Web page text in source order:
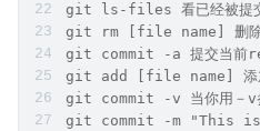
git ls-files 看已经被提
git rm [file name] 删除
git commit -a 提交当前
git add [file name] 添
git commit -v 当你用－v参
git commit -m "This is